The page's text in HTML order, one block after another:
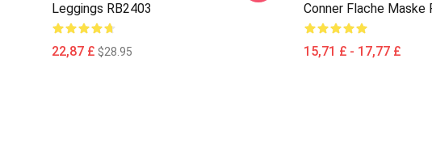
Leggings RB2403
22,87 £ $28.95
Conner Flache Maske
15,71 £ - 17,77 £